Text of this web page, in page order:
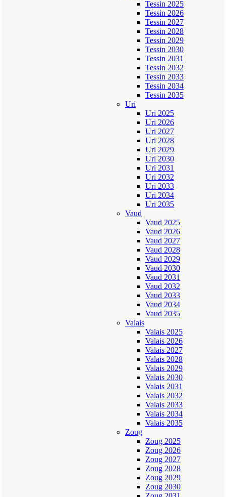
Tessin 2025
Tessin 2026
Tessin 2027
Tessin 2028
Tessin 2029
Tessin 2030
Tessin 2031
Tessin 2032
Tessin 2033
Tessin 2034
Tessin 2035
Uri
Uri 2025
Uri 2026
Uri 2027
Uri 2028
Uri 2029
Uri 2030
Uri 2031
Uri 2032
Uri 2033
Uri 2034
Uri 2035
Vaud
Vaud 2025
Vaud 2026
Vaud 2027
Vaud 2028
Vaud 2029
Vaud 2030
Vaud 2031
Vaud 2032
Vaud 2033
Vaud 2034
Vaud 2035
Valais
Valais 2025
Valais 2026
Valais 2027
Valais 2028
Valais 2029
Valais 2030
Valais 2031
Valais 2032
Valais 2033
Valais 2034
Valais 2035
Zoug
Zoug 2025
Zoug 2026
Zoug 2027
Zoug 2028
Zoug 2029
Zoug 2030